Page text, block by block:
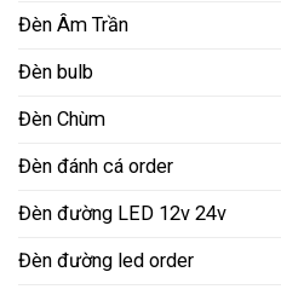
Đèn Âm Trần
Đèn bulb
Đèn Chùm
Đèn đánh cá order
Đèn đường LED 12v 24v
Đèn đường led order